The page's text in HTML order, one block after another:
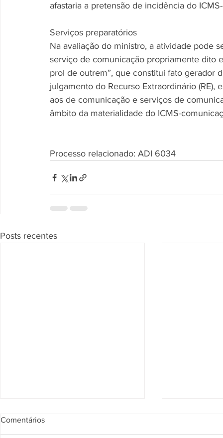
afastaria a pretensão de incidência do
Serviços preparatórios
Na avaliação do ministro, a atividade pode
serviço de comunicação propriamente dito
prol de outrem”, que constitui fato gerador
julgamento do Recurso Extraordinário
aos de comunicação e serviços de
âmbito da materialidade do ICMS-
Processo relacionado: ADI 6034
Posts recentes
Segunda Seção confirma que
vendedor pode responder por
obrigações do imóvel
na compra
Comentários